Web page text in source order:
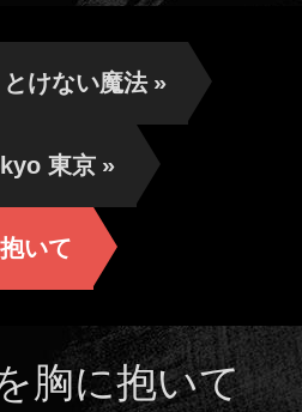
とけない魔法 »
東京 »
いて
胸に抱いて